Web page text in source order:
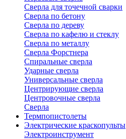
Сверла для точечной сварки
Сверла по бетону
Сверла по дереву
Сверла по кафелю и стеклу
Сверла по металлу
Сверла Форстнера
Спиральные сверла
Ударные сверла
Универсальные сверла
Центрирующие сверла
Центровочные сверла
Сверла
Термпопистолеты
Электрические краскопульты
Электроинструмент